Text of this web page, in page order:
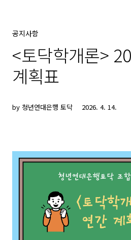
공지사항
<토닥학개론>
계획표
by 청년연대은행 토닥 2026. 4. 14.